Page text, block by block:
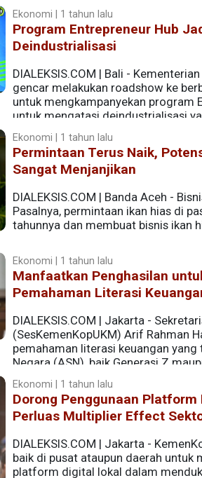
Ekonomi | 1 tahun lalu
Program Entrepreneur Hub
Deindustrialisasi
DIALEKSIS.COM | Bali -
gencar melakukan roadshow ke
untuk mengkampanyekan program
untuk mengatasi deindustrialisasi
Ekonomi | 1 tahun lalu
Permintaan Terus Naik,
Sangat Menjanjikan
DIALEKSIS.COM | Banda Aceh -
Pasalnya, permintaan ikan hias di
tahunnya dan membuat bisnis ikan
Ekonomi | 1 tahun lalu
Manfaatkan Penghasilan
Pemahaman Literasi
DIALEKSIS.COM | Jakarta -
(SesKemenKopUKM) Arif Rahman
pemahaman literasi keuangan
Negara (ASN), baik Generasi Z
bulannya untuk keperluan produktif
Ekonomi | 1 tahun lalu
Dorong Penggunaan
Perluas Multiplier Effect
DIALEKSIS.COM | Jakarta -
baik di pusat ataupun daerah untuk
platform digital lokal dalam